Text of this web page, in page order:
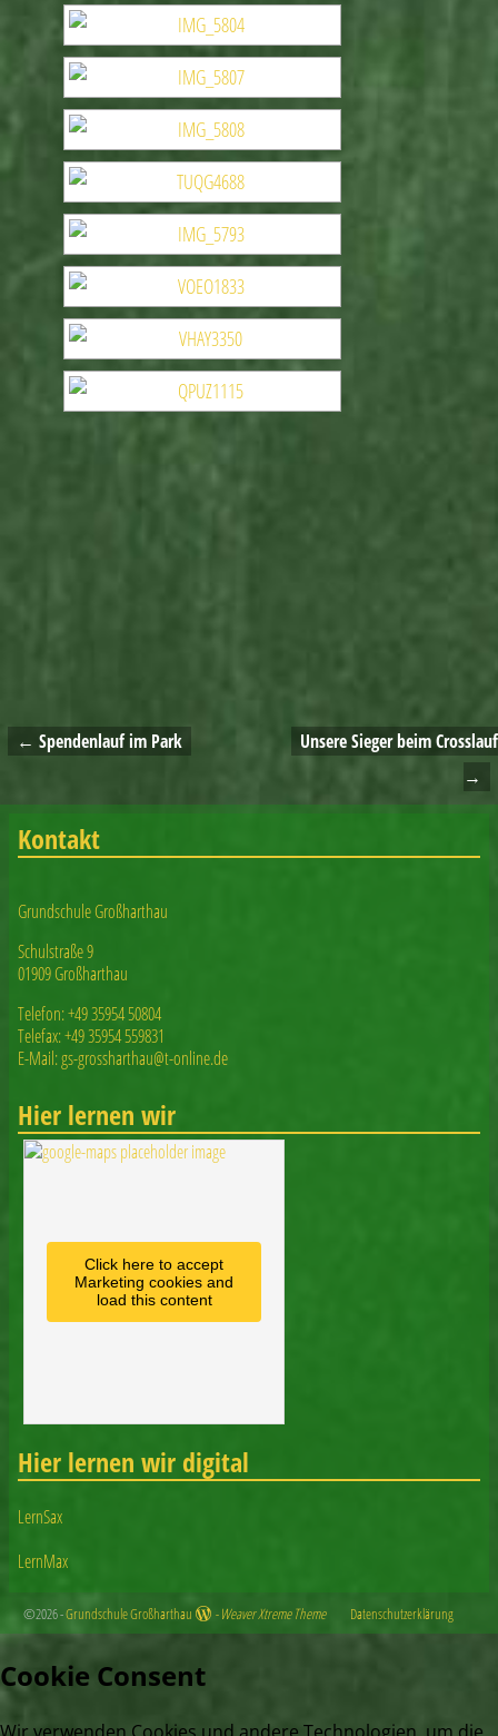
Artikelnavigation
← Spendenlauf im Park
Unsere Sieger beim Crosslauf
→
Kontakt
Grundschule Großharthau
Schulstraße 9
01909 Großharthau
Telefon: +49 35954 50804
Telefax: +49 35954 559831
E-Mail: gs-grossharthau@t-online.de
Hier lernen wir
Click here to accept
Marketing cookies and
load this content
Hier lernen wir digital
LernSax
LernMax
©2026 -Grundschule Großharthau -Weaver Xtreme Theme Datenschutzerklärung